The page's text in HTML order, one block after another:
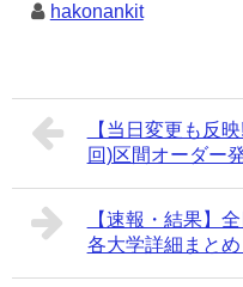
hakonankit
【当日変更も反
回)区間オーダー
【速報・結果】
各大学詳細まとめ